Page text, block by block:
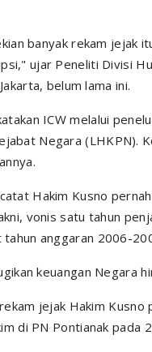
banyak rekam jejak
ujar Peneliti Divisi
belum lama ini.
ICW melalui
Negara (LHKPN).
Hakim Kusno
vonis satu tahun
anggaran 2006-
keuangan Negara
jejak Hakim
di PN Pontianak pada